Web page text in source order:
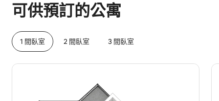
可供預訂的公寓
1 間臥室 2 間臥室 3 間臥室